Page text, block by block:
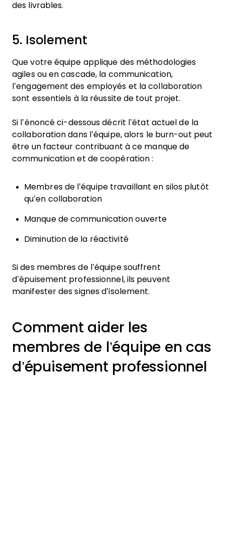
des livrables.
5. Isolement
Que votre équipe applique des méthodologies
agiles ou en cascade, la communication,
l’engagement des employés et la collaboration
sont essentiels à la réussite de tout projet.
Si l’énoncé ci-dessous décrit l’état actuel de la
collaboration dans l’équipe, alors le burn-out peut
être un facteur contribuant à ce manque de
communication et de coopération :
Membres de l’équipe travaillant en silos plutôt
qu’en collaboration
Manque de communication ouverte
Diminution de la réactivité
Si des membres de l’équipe souffrent
d’épuisement professionnel, ils peuvent
manifester des signes d’isolement.
Comment aider les
membres de l’équipe en cas
d’épuisement professionnel